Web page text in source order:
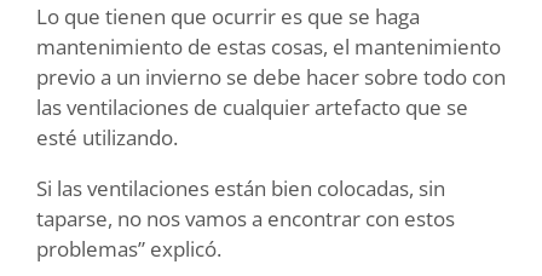
Lo que tienen que ocurrir es que se haga
mantenimiento de estas cosas, el mantenimiento
previo a un invierno se debe hacer sobre todo con
las ventilaciones de cualquier artefacto que se
esté utilizando.
Si las ventilaciones están bien colocadas, sin
taparse, no nos vamos a encontrar con estos
problemas” explicó.